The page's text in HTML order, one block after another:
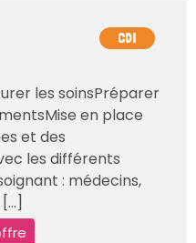
CDI
les soinsPréparer
en place
et des
les différents
: médecins,